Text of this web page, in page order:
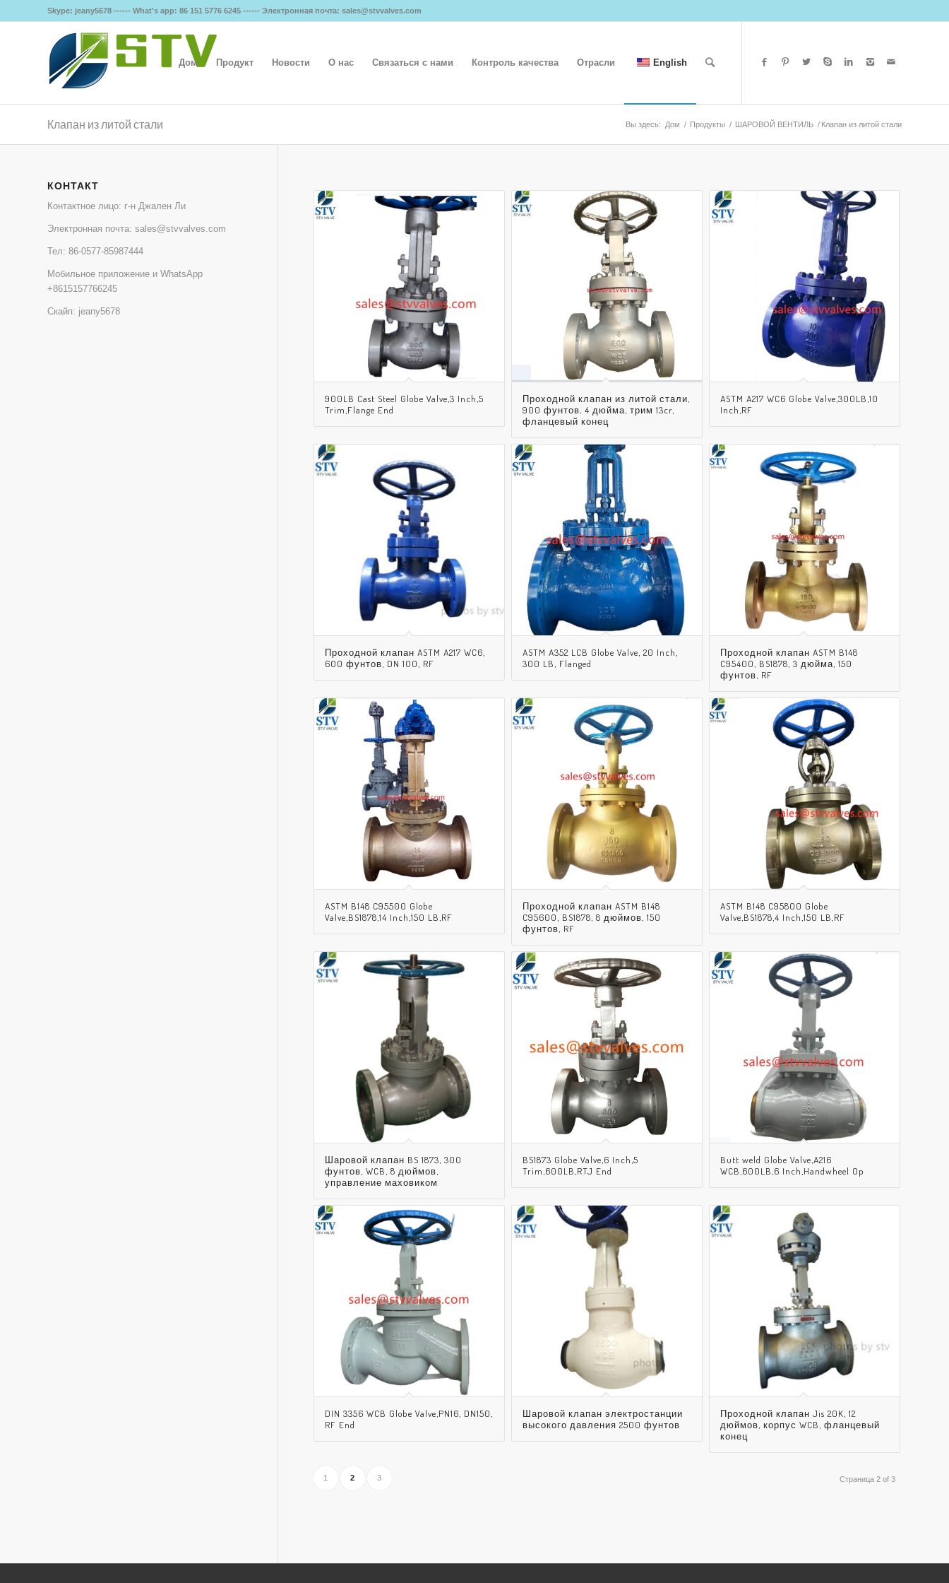
Skype: jeany5678 ------ What's app: 86 151 5776 6245 ------ Электронная почта: sales@stvvalves.com
Дом Продукт Новости О нас Связаться с нами Контроль качества Отрасли English
Клапан из литой стали Вы здесь: Дом / Продукты / ШАРОВОЙ ВЕНТИЛЬ / Клапан из литой стали
900LB Cast Steel Globe Valve,3 Inch,5
Trim,Flange End
Проходной клапан из литой стали,
900 фунтов, 4 дюйма, трим 13cr,
фланцевый конец
ASTM A217 WC6 Globe Valve,300LB,10
Inch,RF
Проходной клапан ASTM A217 WC6,
600 фунтов, DN 100, RF
ASTM A352 LCB Globe Valve, 20 Inch,
300 LB, Flanged
Проходной клапан ASTM B148
C95400, BS1878, 3 дюйма, 150
фунтов, RF
ASTM B148 C95500 Globe
Valve,BS1878,14 Inch,150 LB,RF
Проходной клапан ASTM B148
C95600, BS1878, 8 дюймов, 150
фунтов, RF
ASTM B148 C95800 Globe
Valve,BS1878,4 Inch,150 LB,RF
Шаровой клапан BS 1873, 300
фунтов, WCB, 8 дюймов,
управление маховиком
BS1873 Globe Valve,6 Inch,5
Trim,600LB,RTJ End
Butt weld Globe Valve,A216
WCB,600LB,6 Inch,Handwheel Op
DIN 3356 WCB Globe Valve,PN16, DN150,
RF End
Шаровой клапан электростанции
высокого давления 2500 фунтов
Проходной клапан Jis 20K, 12
дюймов, корпус WCB, фланцевый
конец
Страница 2 of 3
1 2 3
КОНТАКТ
Контактное лицо: г-н Джален Ли
Электронная почта: sales@stvvalves.com
Тел: 86-0577-85987444
Мобильное приложение и WhatsApp
+8615157766245
Скайп: jeany5678